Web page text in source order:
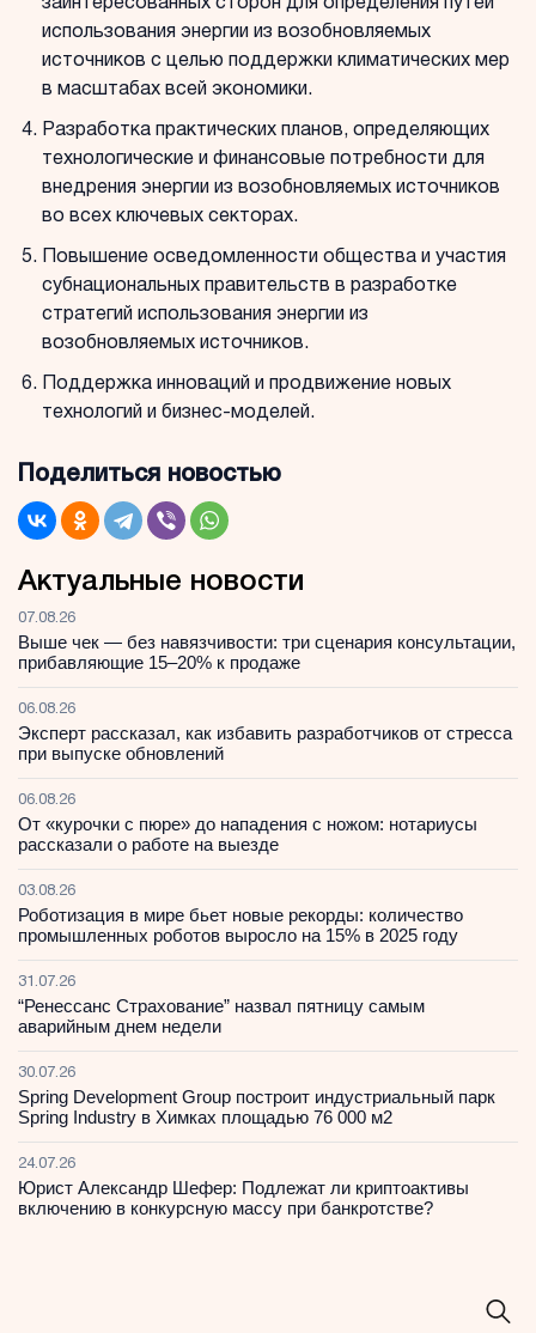
заинтересованных сторон для определения путей
использования энергии из возобновляемых
источников с целью поддержки климатических мер
в масштабах всей экономики.
Разработка практических планов, определяющих
технологические и финансовые потребности для
внедрения энергии из возобновляемых источников
во всех ключевых секторах.
Повышение осведомленности общества и участия
субнациональных правительств в разработке
стратегий использования энергии из
возобновляемых источников.
Поддержка инноваций и продвижение новых
технологий и бизнес-моделей.
Поделиться новостью
Актуальные новости
07.08.26
Выше чек — без навязчивости: три сценария консультации,
прибавляющие 15–20% к продаже
06.08.26
Эксперт рассказал, как избавить разработчиков от стресса
при выпуске обновлений
06.08.26
От «курочки с пюре» до нападения с ножом: нотариусы
рассказали о работе на выезде
03.08.26
Роботизация в мире бьет новые рекорды: количество
промышленных роботов выросло на 15% в 2025 году
31.07.26
“Ренессанс Страхование” назвал пятницу самым
аварийным днем недели
30.07.26
Spring Development Group построит индустриальный парк
Spring Industry в Химках площадью 76 000 м2
24.07.26
Юрист Александр Шефер: Подлежат ли криптоактивы
включению в конкурсную массу при банкротстве?